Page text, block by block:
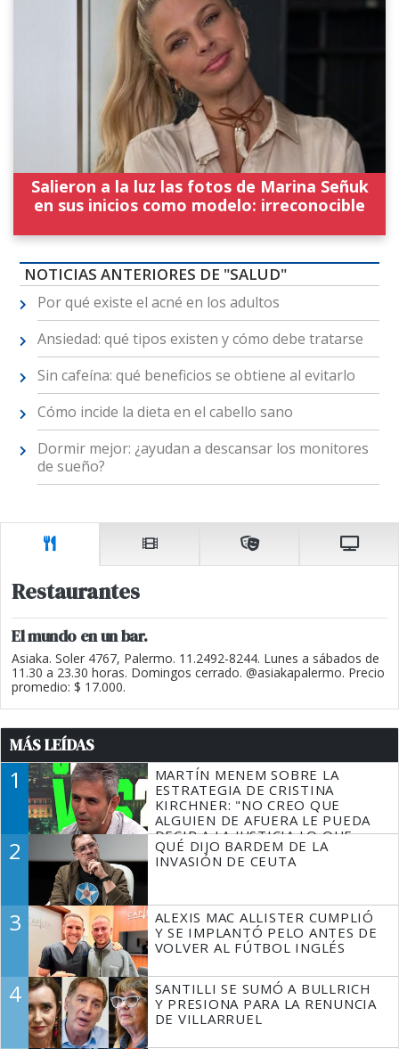
Salieron a la luz las fotos de Marina Señuk
en sus inicios como modelo: irreconocible
NOTICIAS ANTERIORES DE "SALUD"
Por qué existe el acné en los adultos
Ansiedad: qué tipos existen y cómo debe tratarse
Sin cafeína: qué beneficios se obtiene al evitarlo
Cómo incide la dieta en el cabello sano
Dormir mejor: ¿ayudan a descansar los monitores
de sueño?
Restaurantes
El mundo en un bar.
Asiaka. Soler 4767, Palermo. 11.2492-8244. Lunes a sábados de
11.30 a 23.30 horas. Domingos cerrado. @asiakapalermo. Precio
promedio: $ 17.000.
MÁS LEÍDAS
1
MARTÍN MENEM SOBRE LA
ESTRATEGIA DE CRISTINA
KIRCHNER: "NO CREO QUE
ALGUIEN DE AFUERA LE PUEDA
DECIR A LA JUSTICIA LO QUE
TIENE QUE HACER"
2
QUÉ DIJO BARDEM DE LA
INVASIÓN DE CEUTA
3
ALEXIS MAC ALLISTER CUMPLIÓ
Y SE IMPLANTÓ PELO ANTES DE
VOLVER AL FÚTBOL INGLÉS
4
SANTILLI SE SUMÓ A BULLRICH
Y PRESIONA PARA LA RENUNCIA
DE VILLARRUEL